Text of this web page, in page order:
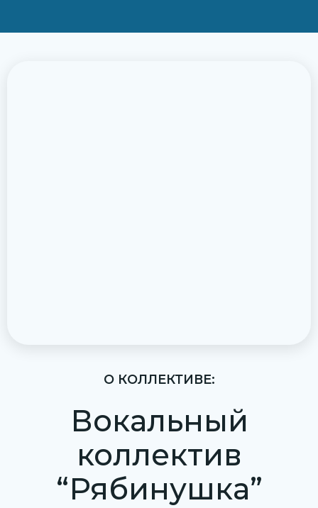
О КОЛЛЕКТИВЕ:
Вокальный
коллектив
“Рябинушка”